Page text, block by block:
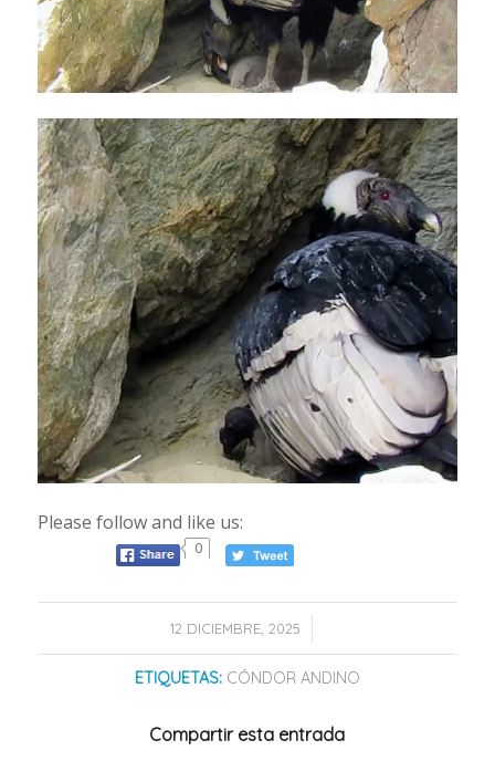
Please follow and like us:
0
12 DICIEMBRE, 2025
/
ETIQUETAS: CÓNDOR ANDINO
Compartir esta entrada